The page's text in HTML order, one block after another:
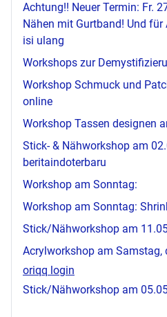
Achtung!! Neuer Termin: Fr.
Nähen mit Gurtband! Und
isi ulang
Workshops zur
Workshop Schmuck und
online
Workshop Tassen designen
Stick- & Nähworkshop am
beritaindoterbaru
Workshop am Sonntag:
Workshop am Sonntag:
Stick/Nähworkshop am
Acrylworkshop am Samstag,
oriqq login
Stick/Nähworkshop am